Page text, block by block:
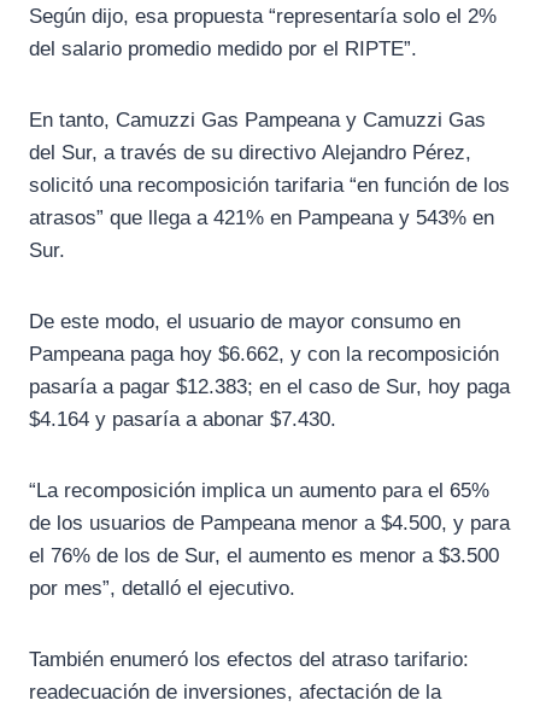
Según dijo, esa propuesta “representaría solo el 2%
del salario promedio medido por el RIPTE”.
En tanto, Camuzzi Gas Pampeana y Camuzzi Gas
del Sur, a través de su directivo Alejandro Pérez,
solicitó una recomposición tarifaria “en función de los
atrasos” que llega a 421% en Pampeana y 543% en
Sur.
De este modo, el usuario de mayor consumo en
Pampeana paga hoy $6.662, y con la recomposición
pasaría a pagar $12.383; en el caso de Sur, hoy paga
$4.164 y pasaría a abonar $7.430.
“La recomposición implica un aumento para el 65%
de los usuarios de Pampeana menor a $4.500, y para
el 76% de los de Sur, el aumento es menor a $3.500
por mes”, detalló el ejecutivo.
También enumeró los efectos del atraso tarifario:
readecuación de inversiones, afectación de la